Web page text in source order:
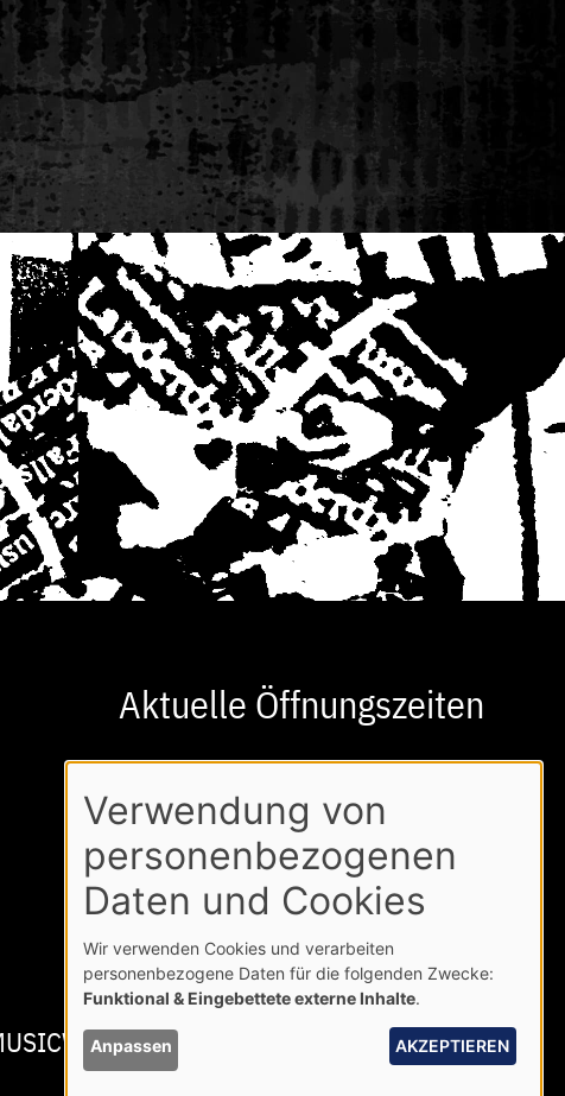
Aktuelle Öffnungszeiten
Zeiten
Fr:10:00-21:00
Sa - So:10:00-18:00
GMBH 2026
Verwendung von
personenbezogenen
Daten und Cookies
Wir verwenden Cookies und verarbeiten
personenbezogene Daten für die folgenden Zwecke:
Funktional & Eingebettete externe Inhalte.
Anpassen AKZEPTIEREN